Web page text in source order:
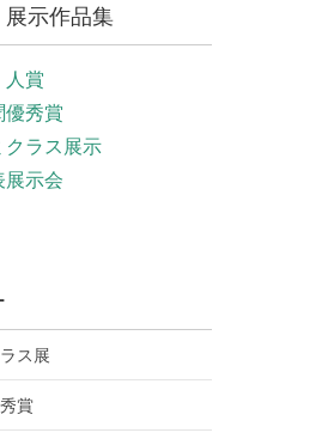
展示作品集
賞
秀賞
ラス展示
示会
ス展
賞